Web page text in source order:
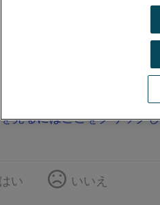
見るにはここをクリック
はい いいえ